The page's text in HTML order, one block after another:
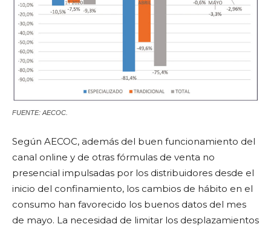
FUENTE: AECOC.
Según AECOC, además del buen funcionamiento del
canal online y de otras fórmulas de venta no
presencial impulsadas por los distribuidores desde el
inicio del confinamiento, los cambios de hábito en el
consumo han favorecido los buenos datos del mes
de mayo. La necesidad de limitar los desplazamientos